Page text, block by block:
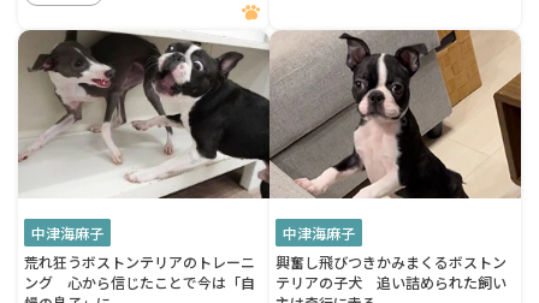
中津海麻子
荒れ狂うボストンテリアのトレーニ
ング 心から信じたことで今は「自
中津海麻子
興奮し飛びつきかみまくるボストン
テリアの子犬 追い詰められた飼い